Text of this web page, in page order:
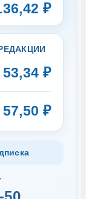
₽
53,34 ₽
57,50 ₽